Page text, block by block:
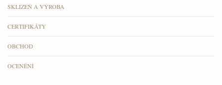
SKLIZEŇ A VÝROBA
CERTIFIKÁTY
OBCHOD
OCENĚNÍ